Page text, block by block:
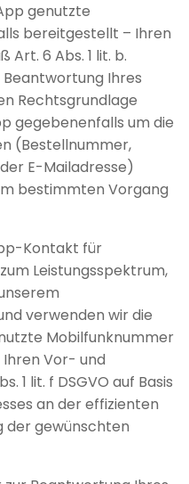
genutzte
bereitgestellt – Ihren
6 Abs. 1 lit. b.
Beantwortung Ihres
Rechtsgrundlage
gegebenenfalls um die
(Bestellnummer,
E-Mailadresse)
bestimmten Vorgang
Kontakt für
Leistungsspektrum,
verwenden wir die
Mobilfunknummer
Vor- und
1 lit. f DSGVO auf Basis
an der effizienten
der gewünschten